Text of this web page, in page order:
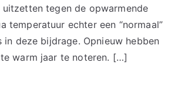
tegen de opwarmende
temperatuur echter een “normaal”
in deze bijdrage. Opnieuw hebben
warm jaar te noteren. […]